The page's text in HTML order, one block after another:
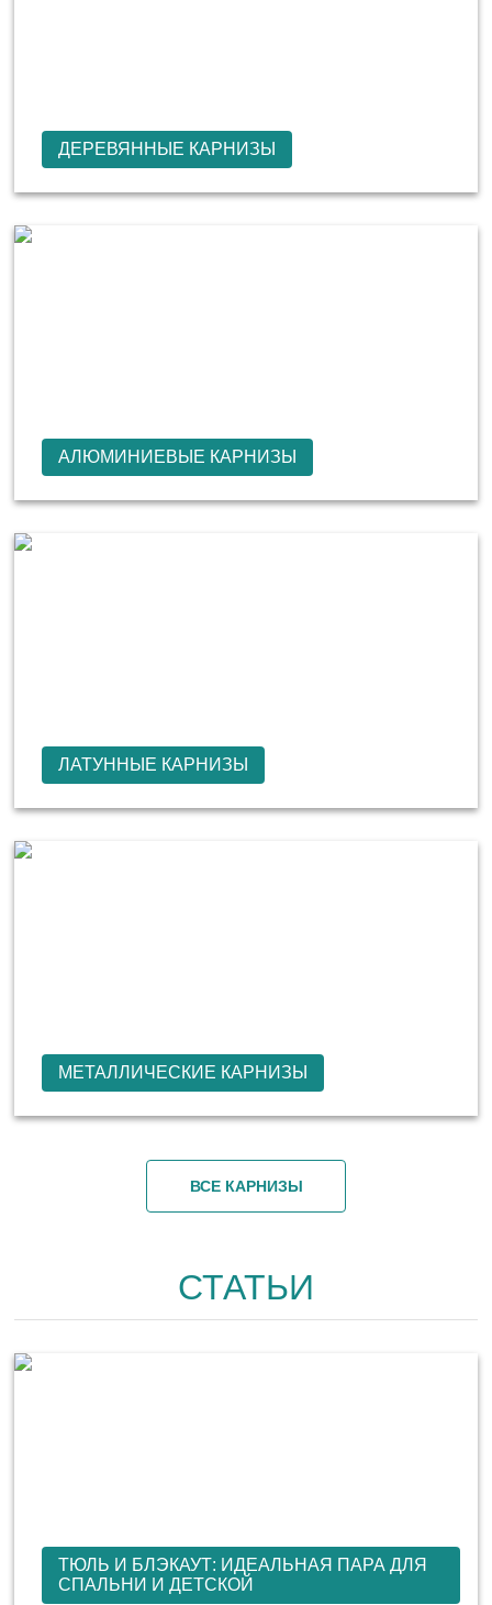
ДЕРЕВЯННЫЕ КАРНИЗЫ
АЛЮМИНИЕВЫЕ КАРНИЗЫ
ЛАТУННЫЕ КАРНИЗЫ
МЕТАЛЛИЧЕСКИЕ КАРНИЗЫ
ВСЕ КАРНИЗЫ
СТАТЬИ
ТЮЛЬ И БЛЭКАУТ: ИДЕАЛЬНАЯ ПАРА ДЛЯ
СПАЛЬНИ И ДЕТСКОЙ